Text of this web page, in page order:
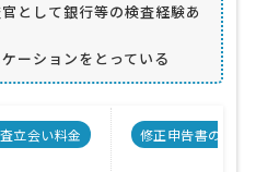
として銀行等の検査経験あ
ーションをとっている
立会い料金 修正申告書の料金